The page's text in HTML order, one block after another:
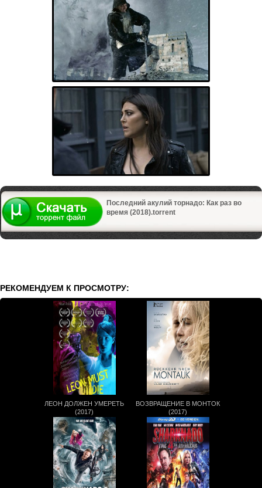
Последний акулий торнадо: Как раз во
время (2018).torrent
РЕКОМЕНДУЕМ К ПРОСМОТРУ:
ЛЕОН ДОЛЖЕН УМЕРЕТЬ
(2017)
ВОЗВРАЩЕНИЕ В МОНТОК
(2017)